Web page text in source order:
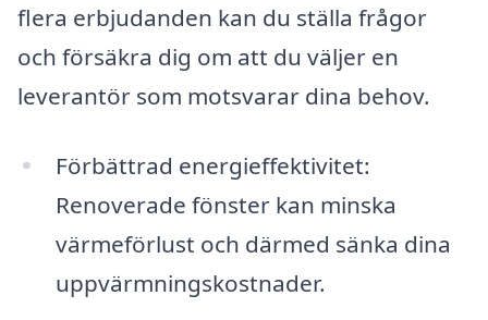
flera erbjudanden kan du ställa frågor
och försäkra dig om att du väljer en
leverantör som motsvarar dina behov.
Förbättrad energieffektivitet:
Renoverade fönster kan minska
värmeförlust och därmed sänka dina
uppvärmningskostnader.